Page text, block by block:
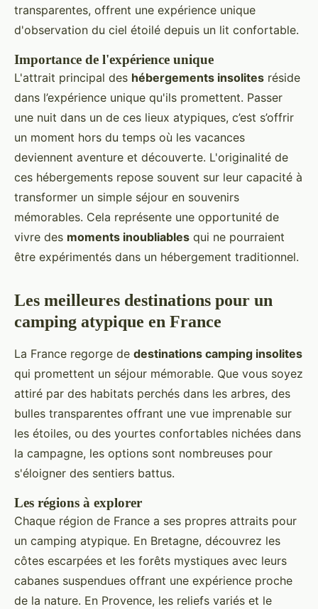
transparentes, offrent une expérience unique
d'observation du ciel étoilé depuis un lit confortable.
Importance de l'expérience unique
L'attrait principal des hébergements insolites réside
dans l’expérience unique qu'ils promettent. Passer
une nuit dans un de ces lieux atypiques, c’est s’offrir
un moment hors du temps où les vacances
deviennent aventure et découverte. L'originalité de
ces hébergements repose souvent sur leur capacité à
transformer un simple séjour en souvenirs
mémorables. Cela représente une opportunité de
vivre des moments inoubliables qui ne pourraient
être expérimentés dans un hébergement traditionnel.
Les meilleures destinations pour un
camping atypique en France
La France regorge de destinations camping insolites
qui promettent un séjour mémorable. Que vous soyez
attiré par des habitats perchés dans les arbres, des
bulles transparentes offrant une vue imprenable sur
les étoiles, ou des yourtes confortables nichées dans
la campagne, les options sont nombreuses pour
s'éloigner des sentiers battus.
Les régions à explorer
Chaque région de France a ses propres attraits pour
un camping atypique. En Bretagne, découvrez les
côtes escarpées et les forêts mystiques avec leurs
cabanes suspendues offrant une expérience proche
de la nature. En Provence, les reliefs variés et le